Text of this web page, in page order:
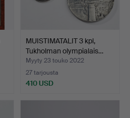
MUISTIMATALIT 3 kpl,
Tukholman olympialais…
Myyty 23 touko 2022
27 tarjousta
410 USD